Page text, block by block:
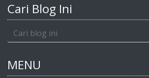
Cari Blog Ini
MENU